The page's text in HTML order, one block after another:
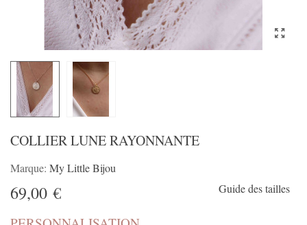
COLLIER LUNE RAYONNANTE
Marque: My Little Bijou
69,00 € Guide des tailles